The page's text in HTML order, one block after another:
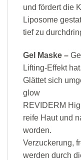
und fördert die
Liposome
tief zu
Gel Maske –
Lifting-Effekt hat.
Glättet sich
glow
REVIDERM
reife Haut und
worden.
Verzuckerung,
werden durch